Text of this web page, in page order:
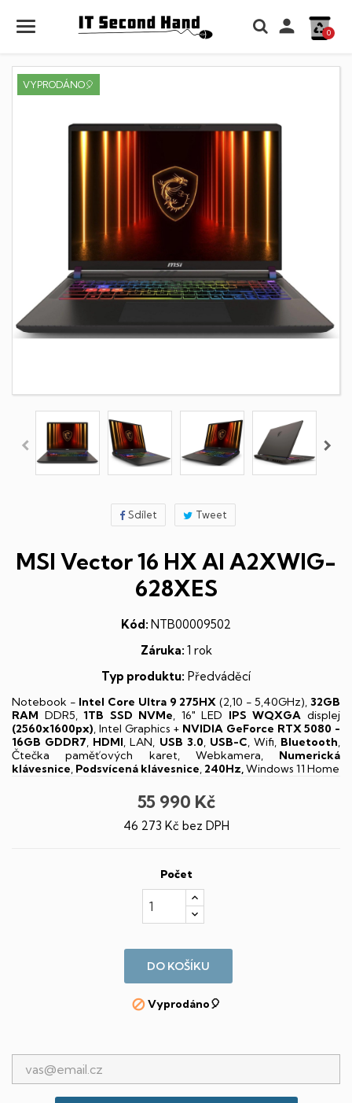
 0
VYPRODÁNO🎈
Sdílet Tweet
MSI Vector 16 HX AI A2XWIG-
628XES
Kód: NTB00009502
Záruka: 1 rok
Typ produktu: Předváděcí
Notebook - Intel Core Ultra 9 275HX (2,10 - 5,40GHz),32GB
RAM DDR5,1TB SSD NVMe, 16" LED IPS WQXGA displej
(2560x1600px), Intel Graphics + NVIDIA GeForce RTX 5080 -
16GB GDDR7, HDMI, LAN, USB 3.0, USB-C, Wifi, Bluetooth,
Čtečka paměťových karet, Webkamera, Numerická
klávesnice, Podsvícená klávesnice, 240Hz,Windows 11 Home
55 990 Kč
46 273 Kč bez DPH
Počet
DO KOŠÍKU
Vyprodáno🎈